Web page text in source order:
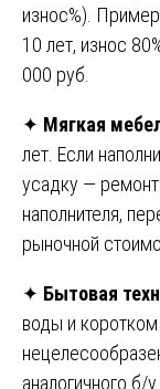
износ%).
10 лет, износ
000 руб.
✦ Мягкая
лет. Если
усадку —
наполнителя,
рыночной
✦ Бытовая
воды и
аналогичного б/